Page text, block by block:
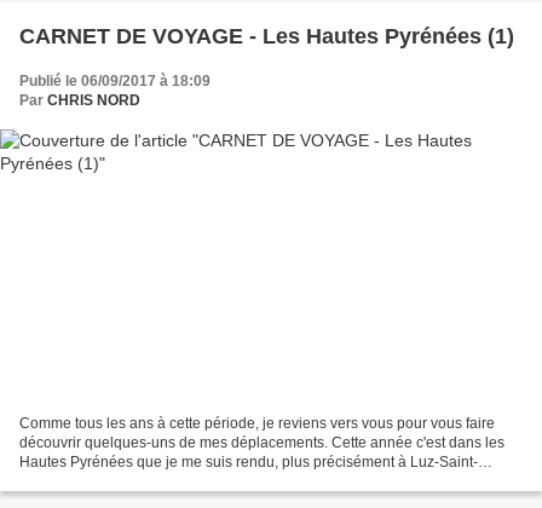
CARNET DE VOYAGE - Les Hautes Pyrénées (1)
Publié le 06/09/2017 à 18:09
Par CHRIS NORD
Comme tous les ans à cette période, je reviens vers vous pour vous faire
découvrir quelques-uns de mes déplacements. Cette année c'est dans les
Hautes Pyrénées que je me suis rendu, plus précisément à Luz-Saint-